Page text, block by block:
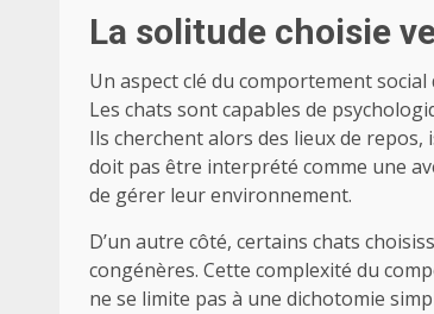
La solitude choisie
Un aspect clé du comportement
Les chats sont capables de
Ils cherchent alors des lieux de repos,
doit pas être interprété comme une
de gérer leur environnement.
D’un autre côté, certains chats
congénères. Cette complexité du
ne se limite pas à une dichotomie